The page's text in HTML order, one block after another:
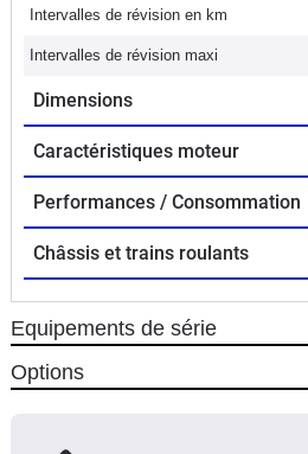
Intervalles de révision en km
Intervalles de révision maxi
Dimensions
Caractéristiques moteur
Performances / Consommation
Châssis et trains roulants
Equipements de série
Options